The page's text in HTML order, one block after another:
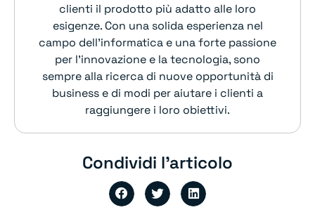
clienti il prodotto più adatto alle loro
esigenze. Con una solida esperienza nel
campo dell’informatica e una forte passione
per l’innovazione e la tecnologia, sono
sempre alla ricerca di nuove opportunità di
business e di modi per aiutare i clienti a
raggiungere i loro obiettivi.
Condividi l'articolo